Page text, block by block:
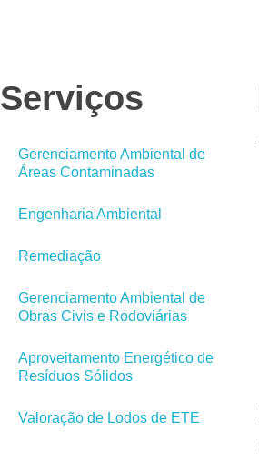
Serviços
Gerenciamento Ambiental de
Áreas Contaminadas
Engenharia Ambiental
Remediação
Gerenciamento Ambiental de
Obras Civis e Rodoviárias
Aproveitamento Energético de
Resíduos Sólidos
Valoração de Lodos de ETE